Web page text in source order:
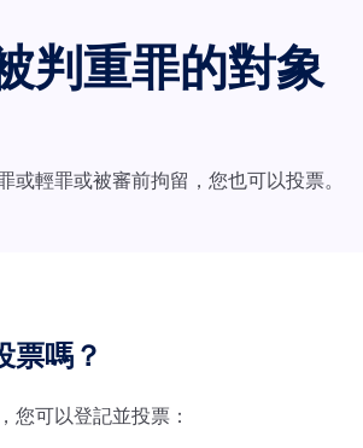
判重罪的對象
或輕罪或被審前拘留，您也可以投票。
票嗎？
您可以登記並投票：